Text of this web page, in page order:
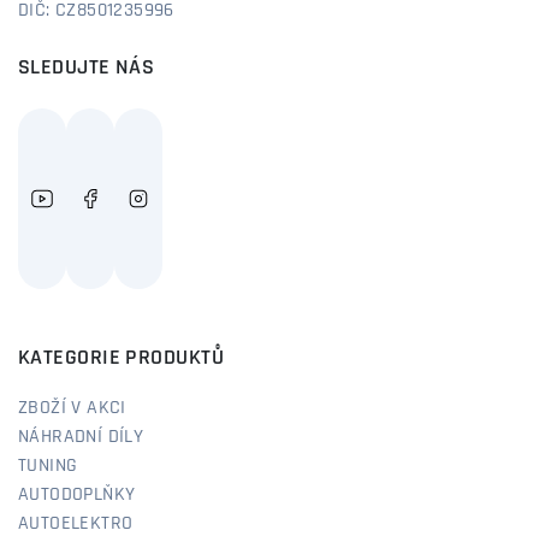
DIČ: CZ8501235996
SLEDUJTE NÁS
KATEGORIE PRODUKTŮ
ZBOŽÍ V AKCI
NÁHRADNÍ DÍLY
TUNING
AUTODOPLŇKY
AUTOELEKTRO